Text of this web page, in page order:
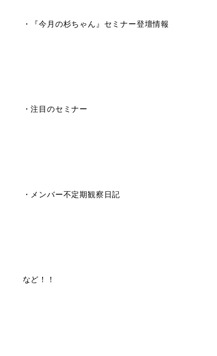
・『今月の杉ちゃん』セミナー登壇情報
・注目のセミナー
・メンバー不定期観察日記
など！！